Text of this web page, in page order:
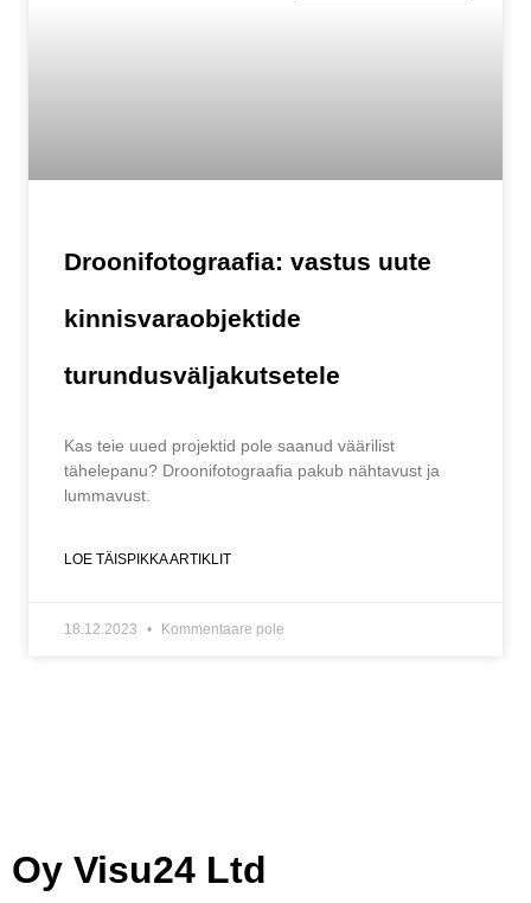
Droonifotograafia: vastus uute
kinnisvaraobjektide
turundusväljakutsetele
Kas teie uued projektid pole saanud väärilist
tähelepanu? Droonifotograafia pakub nähtavust ja
lummavust.
LOE TÄISPIKKA ARTIKLIT
18.12.2023 Kommentaare pole
Oy Visu24 Ltd